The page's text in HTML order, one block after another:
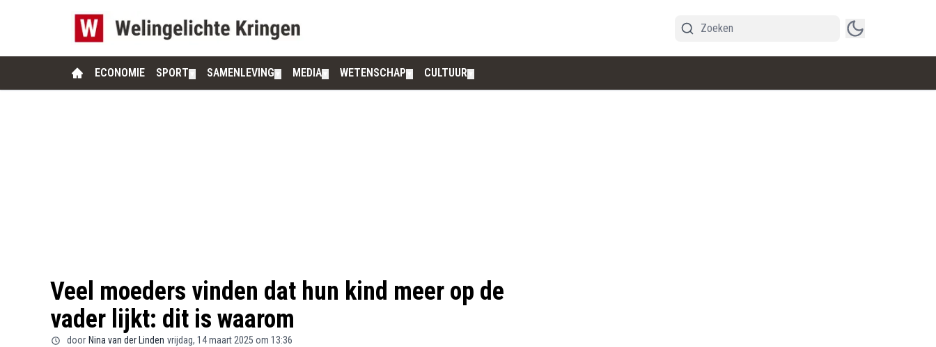
ECONOMIE SPORT SAMENLEVING MEDIA WETENSCHAP CULTUUR
Veel moeders vinden dat hun kind meer op de
vader lijkt: dit is waarom
door Nina van der Linden vrijdag, 14 maart 2025 om 13:36